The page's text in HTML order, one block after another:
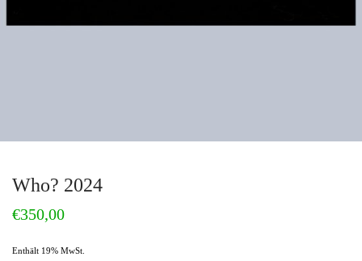
Who? 2024
€350,00
Enthält 19% MwSt.